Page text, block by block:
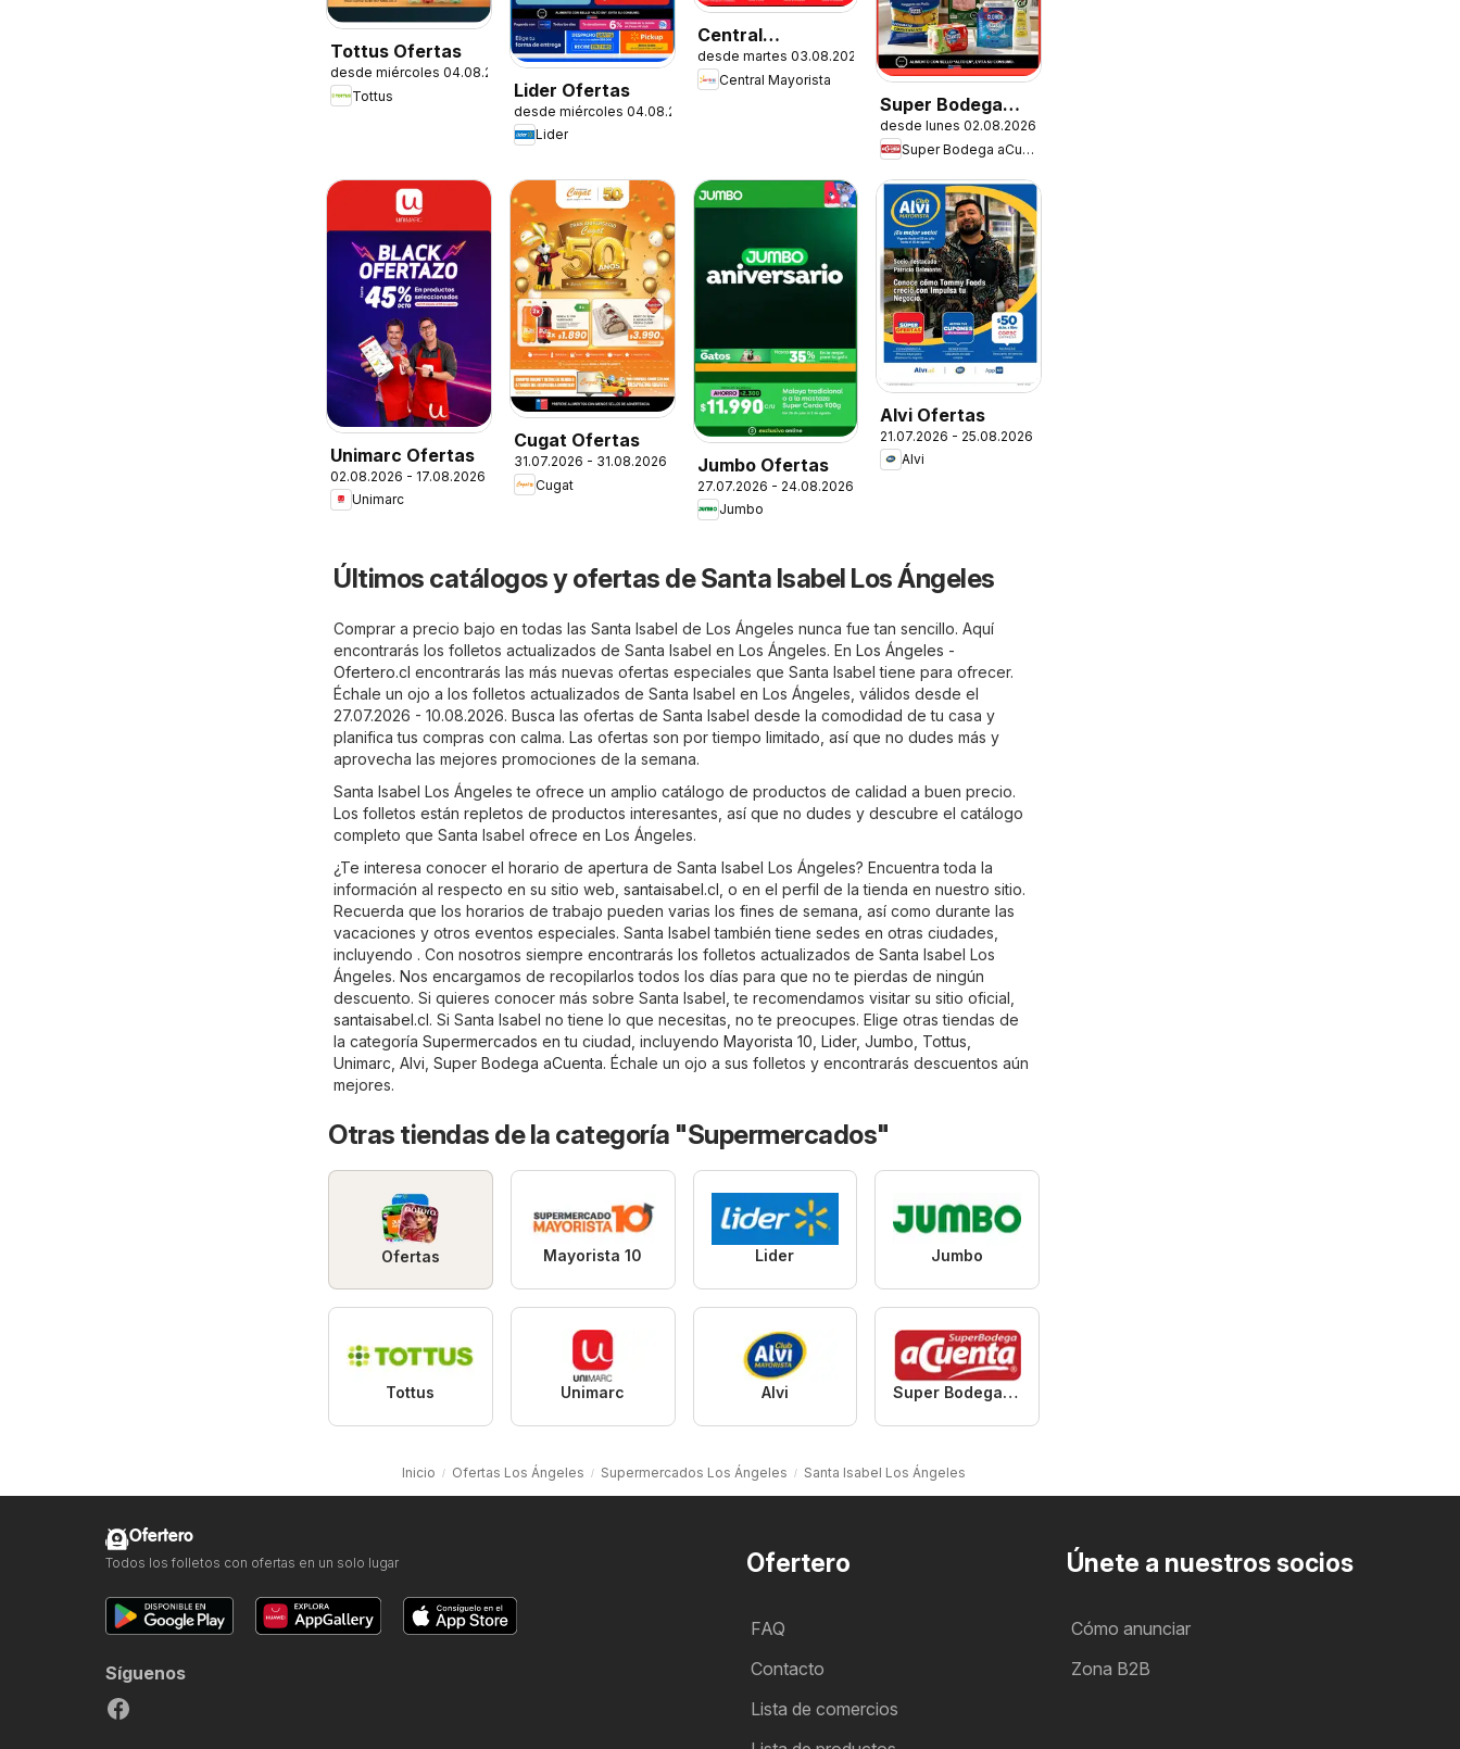
Tottus Ofertas
desde miércoles 04.08.2026
Tottus
Lider Ofertas
desde miércoles 04.08.2026
Lider
Central
Mayorista
Ofertas
desde martes 03.08.2026
Central Mayorista
Super Bodega
aCuenta Ofertas
desde lunes 02.08.2026
Super Bodega aCuenta
Unimarc Ofertas
02.08.2026 - 17.08.2026
Unimarc
Cugat Ofertas
31.07.2026 - 31.08.2026
Cugat
Jumbo Ofertas
27.07.2026 - 24.08.2026
Jumbo
Alvi Ofertas
21.07.2026 - 25.08.2026
Alvi
Últimos catálogos y ofertas de Santa Isabel Los Ángeles
Comprar a precio bajo en todas las Santa Isabel de Los Ángeles nunca fue tan sencillo. Aquí
encontrarás los folletos actualizados de Santa Isabel en Los Ángeles. En Los Ángeles -
Ofertero.cl encontrarás las más nuevas ofertas especiales que Santa Isabel tiene para ofrecer.
Échale un ojo a los folletos actualizados de Santa Isabel en Los Ángeles, válidos desde el
27.07.2026 - 10.08.2026. Busca las ofertas de Santa Isabel desde la comodidad de tu casa y
planifica tus compras con calma. Las ofertas son por tiempo limitado, así que no dudes más y
aprovecha las mejores promociones de la semana.
Santa Isabel Los Ángeles te ofrece un amplio catálogo de productos de calidad a buen precio.
Los folletos están repletos de productos interesantes, así que no dudes y descubre el catálogo
completo que Santa Isabel ofrece en Los Ángeles.
¿Te interesa conocer el horario de apertura de Santa Isabel Los Ángeles? Encuentra toda la
información al respecto en su sitio web, santaisabel.cl , o en el perfil de la tienda en nuestro sitio.
Recuerda que los horarios de trabajo pueden varias los fines de semana, así como durante las
vacaciones y otros eventos especiales. Santa Isabel también tiene sedes en otras ciudades,
incluyendo . Con nosotros siempre encontrarás los folletos actualizados de Santa Isabel Los
Ángeles. Nos encargamos de recopilarlos todos los días para que no te pierdas de ningún
descuento. Si quieres conocer más sobre Santa Isabel, te recomendamos visitar su sitio oficial,
santaisabel.cl. Si Santa Isabel no tiene lo que necesitas, no te preocupes. Elige otras tiendas de
la categoría Supermercados en tu ciudad, incluyendo Mayorista 10 Lider, Jumbo Tottus
Unimarc Alvi Super Bodega aCuenta. Échale un ojo a sus folletos y encontrarás descuentos aún
mejores.
Otras tiendas de la categoría "Supermercados"
Ofertas Mayorista 10 Lider Jumbo
Tottus Unimarc Alvi Super Bodega aCuenta
Inicio Ofertas Los Ángeles Supermercados Los Ángeles Santa Isabel Los Ángeles
Ofertero
FAQ
Contacto
Lista de comercios
Únete a nuestros socios
Cómo anunciar
Zona B2B
Ofertero
Todos los folletos con ofertas en un solo lugar
Síguenos